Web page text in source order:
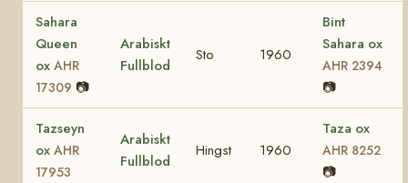
Sahara
Queen
ox AHR
17309 📷
Arabiskt
Fullblod
Sto 1960
Bint
Sahara ox
AHR 2394
📷
Tazseyn
ox AHR
17953
Arabiskt
Fullblod
Hingst 1960
Taza ox
AHR 8252
📷